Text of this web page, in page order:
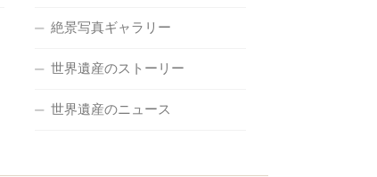
絶景写真ギャラリー
世界遺産のストーリー
世界遺産のニュース